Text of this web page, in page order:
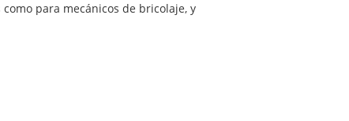
para mecánicos de bricolaje, y